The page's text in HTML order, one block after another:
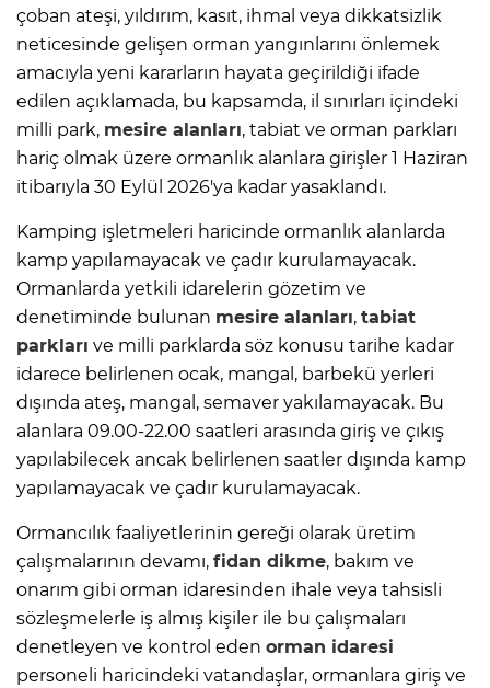
çoban ateşi, yıldırım, kasıt, ihmal veya dikkatsizlik
neticesinde gelişen orman yangınlarını önlemek
amacıyla yeni kararların hayata geçirildiği ifade
edilen açıklamada, bu kapsamda, il sınırları içindeki
milli park, mesire alanları, tabiat ve orman parkları
hariç olmak üzere ormanlık alanlara girişler 1 Haziran
itibarıyla 30 Eylül 2026'ya kadar yasaklandı.
Kamping işletmeleri haricinde ormanlık alanlarda
kamp yapılamayacak ve çadır kurulamayacak.
Ormanlarda yetkili idarelerin gözetim ve
denetiminde bulunan mesire alanları, tabiat
parkları ve milli parklarda söz konusu tarihe kadar
idarece belirlenen ocak, mangal, barbekü yerleri
dışında ateş, mangal, semaver yakılamayacak. Bu
alanlara 09.00-22.00 saatleri arasında giriş ve çıkış
yapılabilecek ancak belirlenen saatler dışında kamp
yapılamayacak ve çadır kurulamayacak.
Ormancılık faaliyetlerinin gereği olarak üretim
çalışmalarının devamı, fidan dikme, bakım ve
onarım gibi orman idaresinden ihale veya tahsisli
sözleşmelerle iş almış kişiler ile bu çalışmaları
denetleyen ve kontrol eden orman idaresi
personeli haricindeki vatandaşlar, ormanlara giriş ve